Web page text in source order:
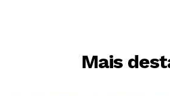
Mais